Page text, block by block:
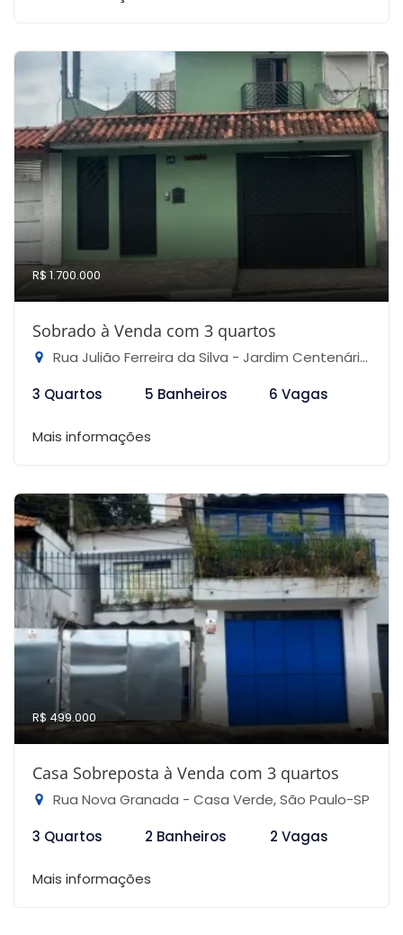
R$ 1.700.000
Sobrado à Venda com 3 quartos
Rua Julião Ferreira da Silva - Jardim Centenário, São Paulo-SP
3 Quartos
5 Banheiros 6 Vagas
Mais informações
R$ 499.000
Casa Sobreposta à Venda com 3 quartos
Rua Nova Granada - Casa Verde, São Paulo-SP
3 Quartos
2 Banheiros 2 Vagas
Mais informações